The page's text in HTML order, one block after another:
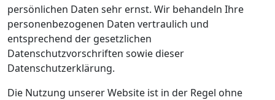
persönlichen Daten sehr ernst. Wir behandeln Ihre
personenbezogenen Daten vertraulich und
entsprechend der gesetzlichen
Datenschutzvorschriften sowie dieser
Datenschutzerklärung.
Die Nutzung unserer Website ist in der Regel ohne